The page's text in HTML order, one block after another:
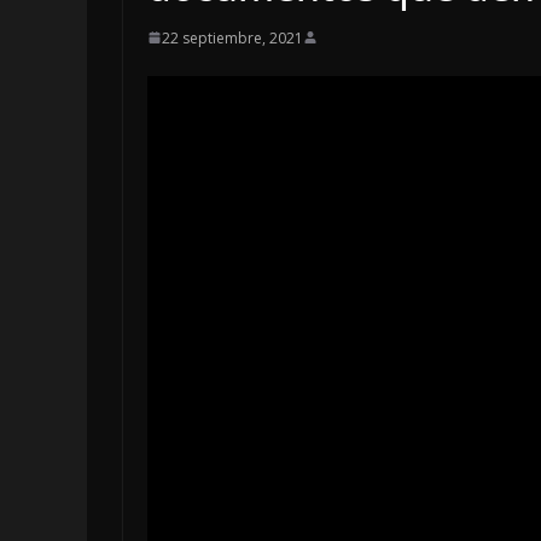
22 septiembre, 2021